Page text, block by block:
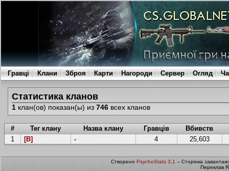
Гравці Клани Зброя Карти Нагороди Сервер Огляд
Статистика кланов
1клан(ов) показан(ы) из 746всех кланов
# Тег клану Назва клану Гравців
Вбивств
1
[B] - 4 25,603
Створено PsychoStats 3.1 -- Сторінка
Переклав